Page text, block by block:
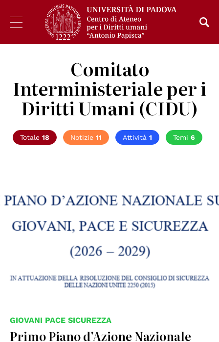
Comitato
Interministeriale per i
Diritti Umani (CIDU)
Totale 18 Notizie 11 Attività 1 Temi 6
GIOVANI PACE SICUREZZA
Primo Piano d'Azione Nazionale